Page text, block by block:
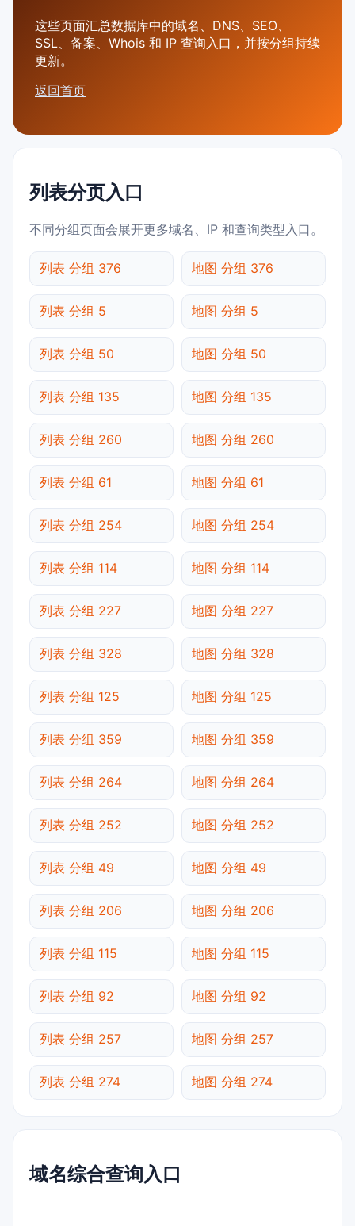
这些页面汇总数据库中的域名、DNS、SEO、
SSL、备案、Whois 和 IP 查询入口，并按分组持续
更新。
返回首页
列表分页入口
不同分组页面会展开更多域名、IP 和查询类型入口。
列表 分组 376 地图 分组 376
列表 分组 5 地图 分组 5
列表 分组 50 地图 分组 50
列表 分组 135 地图 分组 135
列表 分组 260 地图 分组 260
列表 分组 61 地图 分组 61
列表 分组 254 地图 分组 254
列表 分组 114 地图 分组 114
列表 分组 227 地图 分组 227
列表 分组 328 地图 分组 328
列表 分组 125 地图 分组 125
列表 分组 359 地图 分组 359
列表 分组 264 地图 分组 264
列表 分组 252 地图 分组 252
列表 分组 49 地图 分组 49
列表 分组 206 地图 分组 206
列表 分组 115 地图 分组 115
列表 分组 92 地图 分组 92
列表 分组 257 地图 分组 257
列表 分组 274 地图 分组 274
域名综合查询入口